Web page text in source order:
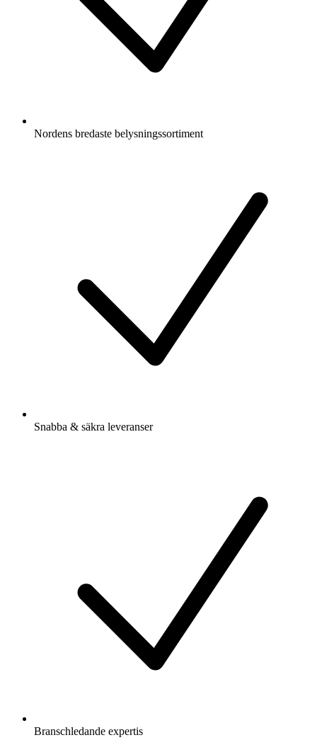
Nordens bredaste belysningssortiment
Snabba & säkra leveranser
Branschledande expertis